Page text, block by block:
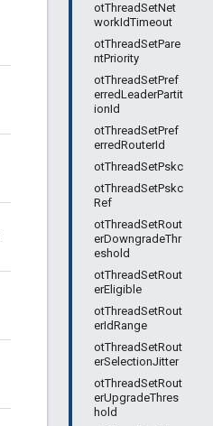
otThreadSetNet
workIdTimeout
otThreadSetPare
ntPriority
otThreadSetPref
erredLeaderPartit
ionId
otThreadSetPref
erredRouterId
otThreadSetPskc
otThreadSetPskc
Ref
otThreadSetRout
erDowngradeThr
eshold
otThreadSetRout
erEligible
otThreadSetRout
erIdRange
otThreadSetRout
erSelectionJitter
otThreadSetRout
erUpgradeThres
hold